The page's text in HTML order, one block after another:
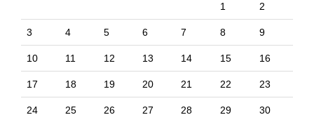
1 2
3 4 5 6 7 8 9
10 11 12 13 14 15 16
17 18 19 20 21 22 23
24 25 26 27 28 29 30